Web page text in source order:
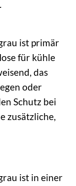
ist primär
für kühle
das
oder
Schutz bei
zusätzliche,
ist in einer